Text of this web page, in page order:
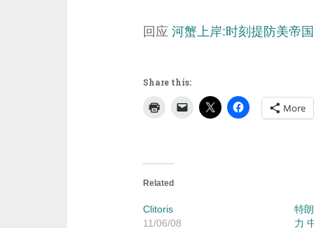
回应 河蟹上岸:时刻提防美帝
Share this:
More
Related
Clitoris
11/06/08
特
力